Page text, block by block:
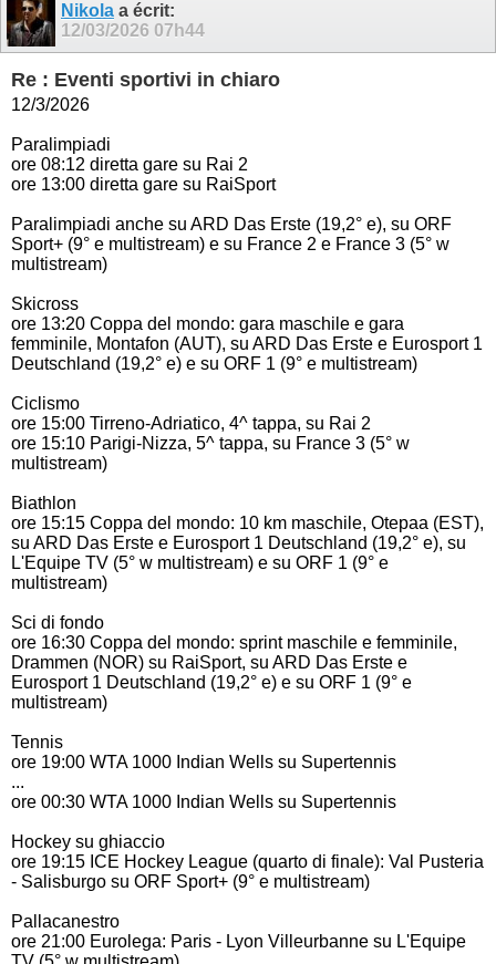
Nikola a écrit:
12/03/2026 07h44
Re : Eventi sportivi in chiaro
12/3/2026
Paralimpiadi
ore 08:12 diretta gare su Rai 2
ore 13:00 diretta gare su RaiSport
Paralimpiadi anche su ARD Das Erste (19,2° e), su ORF
Sport+ (9° e multistream) e su France 2 e France 3 (5° w
multistream)
Skicross
ore 13:20 Coppa del mondo: gara maschile e gara
femminile, Montafon (AUT), su ARD Das Erste e Eurosport 1
Deutschland (19,2° e) e su ORF 1 (9° e multistream)
Ciclismo
ore 15:00 Tirreno-Adriatico, 4^ tappa, su Rai 2
ore 15:10 Parigi-Nizza, 5^ tappa, su France 3 (5° w
multistream)
Biathlon
ore 15:15 Coppa del mondo: 10 km maschile, Otepaa (EST),
su ARD Das Erste e Eurosport 1 Deutschland (19,2° e), su
L'Equipe TV (5° w multistream) e su ORF 1 (9° e
multistream)
Sci di fondo
ore 16:30 Coppa del mondo: sprint maschile e femminile,
Drammen (NOR) su RaiSport, su ARD Das Erste e
Eurosport 1 Deutschland (19,2° e) e su ORF 1 (9° e
multistream)
Tennis
ore 19:00 WTA 1000 Indian Wells su Supertennis
...
ore 00:30 WTA 1000 Indian Wells su Supertennis
Hockey su ghiaccio
ore 19:15 ICE Hockey League (quarto di finale): Val Pusteria
- Salisburgo su ORF Sport+ (9° e multistream)
Pallacanestro
ore 21:00 Eurolega: Paris - Lyon Villeurbanne su L'Equipe